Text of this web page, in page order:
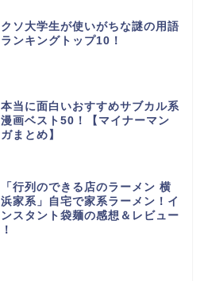
クソ大学生が使いがちな謎の用語
ランキングトップ10！
本当に面白いおすすめサブカル系
漫画ベスト50！【マイナーマン
ガまとめ】
「行列のできる店のラーメン 横
浜家系」自宅で家系ラーメン！イ
ンスタント袋麺の感想＆レビュー
！